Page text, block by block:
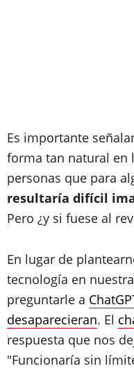
Es importante
forma tan natural en
personas que para
resultaría difícil
Pero ¿y si fuese al
En lugar de
tecnología en
preguntarle a
desaparecieran. El
respuesta que nos
"Funcionaría sin